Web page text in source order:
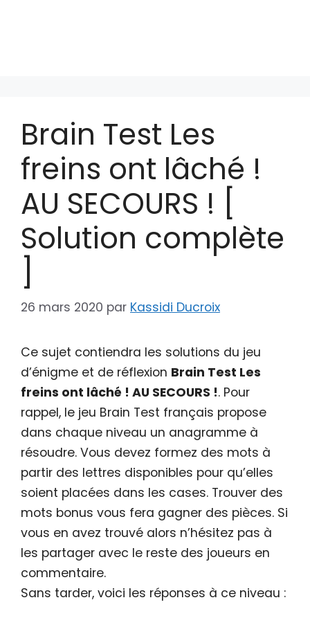
Brain Test Les
freins ont lâché !
AU SECOURS ! [
Solution complète
26 mars 2020 par Kassidi Ducroix
Ce sujet contiendra les solutions du jeu
d’énigme et de réflexion Brain Test Les
freins ont lâché ! AU SECOURS !. Pour
rappel, le jeu Brain Test français propose
dans chaque niveau un anagramme à
résoudre. Vous devez formez des mots à
partir des lettres disponibles pour qu’elles
soient placées dans les cases. Trouver des
mots bonus vous fera gagner des pièces. Si
vous en avez trouvé alors n’hésitez pas à
les partager avec le reste des joueurs en
commentaire.
Sans tarder, voici les réponses à ce niveau :